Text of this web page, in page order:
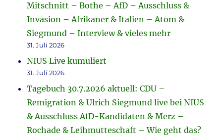
Mitschnitt – Bothe – AfD – Ausschluss &
Invasion – Afrikaner & Italien – Atom &
Siegmund – Interview & vieles mehr
31. Juli 2026
NIUS Live kumuliert
31. Juli 2026
Tagebuch 30.7.2026 aktuell: CDU –
Remigration & Ulrich Siegmund live bei NIUS
& Ausschluss AfD-Kandidaten & Merz –
Rochade & Leihmutteschaft – Wie geht das?